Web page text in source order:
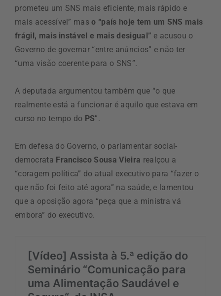
prometeu um SNS mais eficiente, mais rápido e
mais acessível” maso “país hoje tem um SNS mais
frágil, mais instável e mais desigual” e acusou o
Governo de governar “entre anúncios” e não ter
“uma visão coerente para o SNS”.
A deputada argumentou também que “o que
realmente está a funcionar é aquilo que estava em
curso no tempo do PS”.
Em defesa do Governo, o parlamentar social-
democrata Francisco Sousa Vieira realçou a
“coragem política” do atual executivo para “fazer o
que não foi feito até agora” na saúde, e lamentou
que a oposição agora “peça que a ministra vá
embora” do executivo.